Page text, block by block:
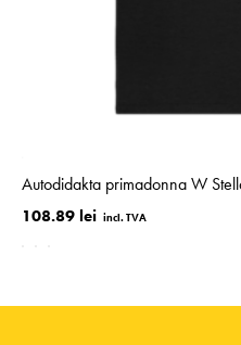
Autodidakta primadonna W
108.89 lei